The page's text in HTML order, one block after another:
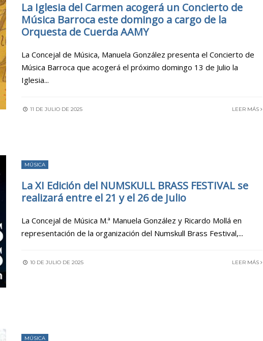
La Iglesia del Carmen acogerá un Concierto de
Música Barroca este domingo a cargo de la
Orquesta de Cuerda AAMY
La Concejal de Música, Manuela González presenta el Concierto de
Música Barroca que acogerá el próximo domingo 13 de Julio la
Iglesia...
11 DE JULIO DE 2025 LEER MÁS
MÚSICA
La XI Edición del NUMSKULL BRASS FESTIVAL se
realizará entre el 21 y el 26 de Julio
La Concejal de Música M.ª Manuela González y Ricardo Mollá en
representación de la organización del Numskull Brass Festival,...
10 DE JULIO DE 2025 LEER MÁS
MÚSICA